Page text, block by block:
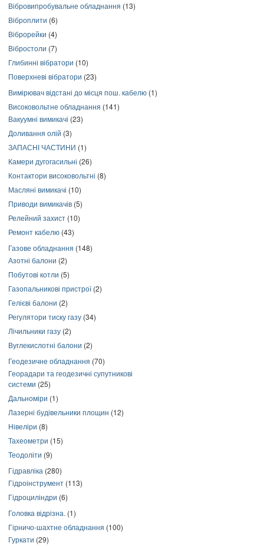
Вібровипробувальне обладнання (13)
Віброплити (6)
Віброрейки (4)
Вібростоли (7)
Глибинні вібратори (10)
Поверхневі вібратори (23)
Вимірювач відстані до місця пош. кабелю (1)
Високовольтне обладнання (141)
Вакуумні вимикачі (23)
Доливання олій (3)
ЗАПАСНІ ЧАСТИНИ (1)
Камери дугогасильні (26)
Контактори високовольтні (8)
Масляні вимикачі (10)
Приводи вимикачів (5)
Релейний захист (10)
Ремонт кабелю (43)
Газове обладнання (148)
Азотні балони (2)
Побутові котли (5)
Газопальникові пристрої(2)
Гелієві балони (2)
Регулятори тиску газу (34)
Лічильники газу (2)
Вуглекислотні балони (2)
Геодезичне обладнання (70)
Георадари та геодезичні супутникові
системи (25)
Дальноміри (1)
Лазерні будівельники площин (12)
Нівеліри (8)
Тахеометри (15)
Теодоліти (9)
Гідравліка (280)
Гідроінструмент (113)
Гідроциліндри (6)
Головка відрізна. (1)
Гірничо-шахтне обладнання (100)
Гуркати (29)